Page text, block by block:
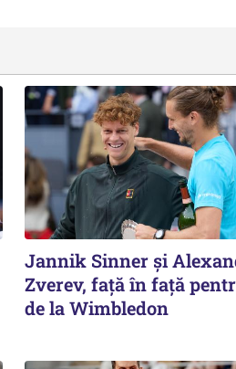
Jannik Sinner și
Zverev, față în față
de la Wimbledon